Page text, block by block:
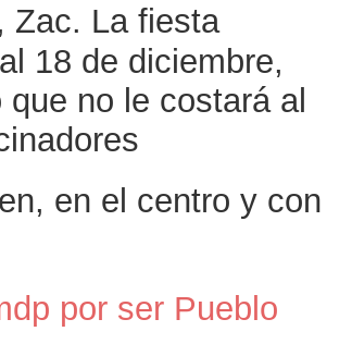
Zac. La fiesta
18 de diciembre,
no le costará al
en el centro y con
por ser Pueblo